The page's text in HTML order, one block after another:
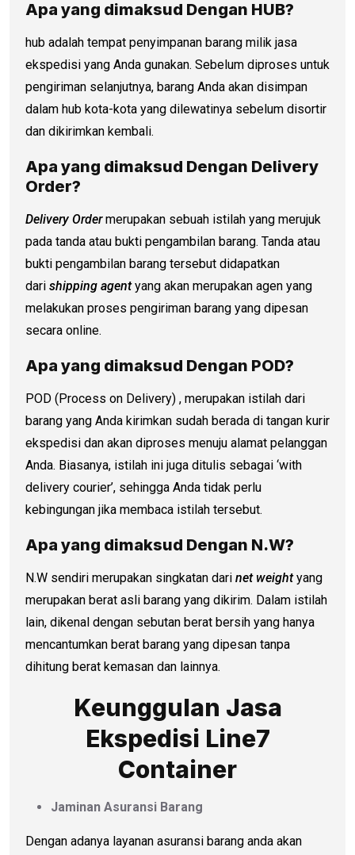
Apa yang dimaksud Dengan HUB?
hub adalah tempat penyimpanan barang milik jasa
ekspedisi yang Anda gunakan. Sebelum diproses untuk
pengiriman selanjutnya, barang Anda akan disimpan
dalam hub kota-kota yang dilewatinya sebelum disortir
dan dikirimkan kembali.
Apa yang dimaksud Dengan Delivery
Order?
Delivery Ordermerupakan sebuah istilah yang merujuk
pada tanda atau bukti pengambilan barang. Tanda atau
bukti pengambilan barang tersebut didapatkan
dari shipping agentyang akan merupakan agen yang
melakukan proses pengiriman barang yang dipesan
secara online.
Apa yang dimaksud Dengan POD?
POD (Process on Delivery) , merupakan istilah dari
barang yang Anda kirimkan sudah berada di tangan kurir
ekspedisi dan akan diproses menuju alamat pelanggan
Anda. Biasanya, istilah ini juga ditulis sebagai ‘with
delivery courier’, sehingga Anda tidak perlu
kebingungan jika membaca istilah tersebut.
Apa yang dimaksud Dengan N.W?
N.W sendiri merupakan singkatan dari net weightyang
merupakan berat asli barang yang dikirim. Dalam istilah
lain, dikenal dengan sebutan berat bersih yang hanya
mencantumkan berat barang yang dipesan tanpa
dihitung berat kemasan dan lainnya.
Keunggulan Jasa
Ekspedisi Line7
Container
Jaminan Asuransi Barang
Dengan adanya layanan asuransi barang anda akan